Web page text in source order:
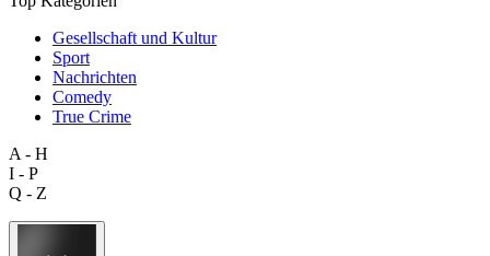
Gesellschaft und Kultur
Sport
Nachrichten
Comedy
True Crime
A - H
I - P
Q - Z